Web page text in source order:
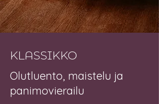
KLASSIKKO
Olutluento, maistelu ja
panimovierailu